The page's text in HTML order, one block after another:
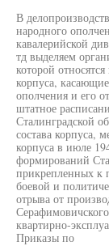
В
народного
кавалерийской
тд выделяем
которой
корпуса,
ополчения и его
штатное
Сталинградской
состава корпуса,
корпуса в июле
формирований
прикрепленных к
боевой и
отрыва от
квартирно-
Приказы по